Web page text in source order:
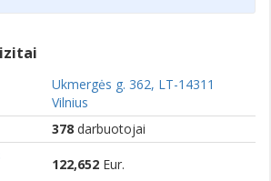
Ukmergės g. 362, LT-14311
Vilnius
378 darbuotojai
122,652 Eur.